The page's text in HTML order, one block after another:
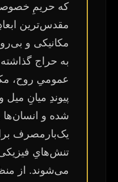
که حریمِ
مقدس‌ترین
مکانیکی و
به حراج
عمومیِ روح،
پیوندِ میانِ
شده و انسان‌ها
یک‌بارمصرف
تنش‌هایِ
می‌شوند. از